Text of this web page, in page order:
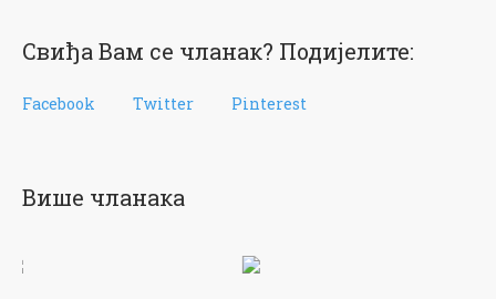
Свиђа Вам се чланак? Подијелите:
Facebook Twitter Pinterest
Више чланака